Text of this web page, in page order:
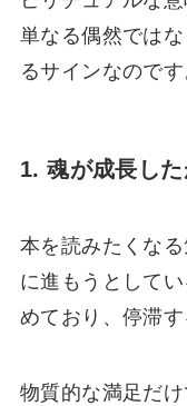
単なる偶然では
るサインなのです
1. 魂が成長し
本を読みたくな
に進もうとして
めており、停滞す
物質的な満足だ